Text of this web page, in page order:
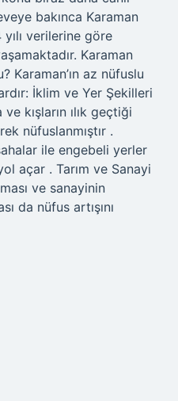
bakınca Karaman
verilerine göre
Karaman
Karaman’ın az nüfuslu
İklim ve Yer Şekilleri
kışların ılık geçtiği
nüfuslanmıştır .
ile engebeli yerler
açar . Tarım ve Sanayi
ve sanayinin
da nüfus artışını